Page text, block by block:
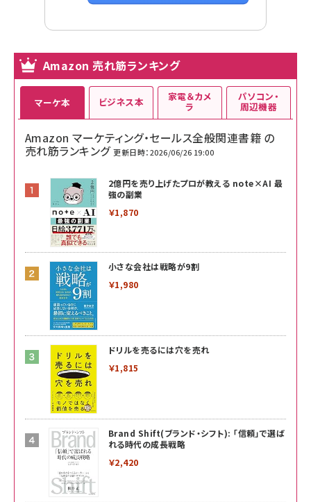
Amazon 売れ筋ランキング
マーケ本
Amazon マーケティング・セールス全般関連書籍 の
売れ筋ランキング 更新日時：2026/06/26 19:00
2億円を売り上げたプロが教える note×AI 最
強の副業
￥1,870
小さな会社は戦略が9割
￥1,980
ドリルを売るには穴を売れ
￥1,815
Brand Shift(ブランド・シフト): 「信頼」で選ば
れる時代の成長戦略
￥2,420
ビジネス本 家電＆カメ
ラ
パソコン・
周辺機器